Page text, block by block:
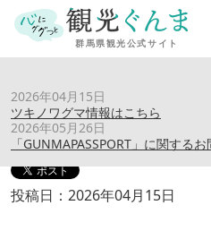
2026年04月15日
ツキノワグマ情報はこちら
2026年05月26日
「GUNMAPASSPORT」に関する
ツキノワグマ情報はこ
投稿日：2026年04月15日